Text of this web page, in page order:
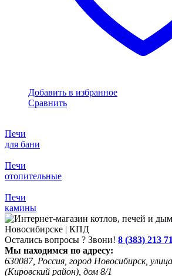
Добавить в избранное
Сравнить
Печи
для бани
Печи
отопительные
Печи
камины
Остались вопросы ? Звони! 8 (383) 213
Мы находимся по адресу:
630087, Россия, город Новосибирск,
(Кировский район), дом 8/1